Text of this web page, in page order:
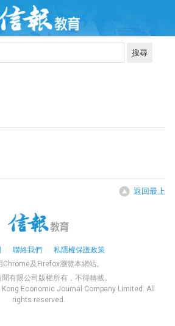
搜尋
返回最上
聯絡我們
私隱權保護政策
Chrome及Firefox瀏覽本網站。
有限公司版權所有，不得轉載。
Economic Journal Company Limited. All
rights reserved.